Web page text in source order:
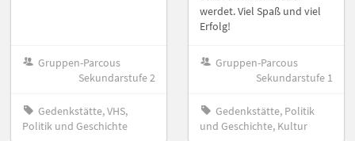
Gruppen-Parcous
Sekundarstufe 2
Gedenkstätte, VHS,
Politik und Geschichte
werdet. Viel Spaß und viel
Erfolg!
Gruppen-Parcous
Sekundarstufe 1
Gedenkstätte, Politik
und Geschichte, Kultur